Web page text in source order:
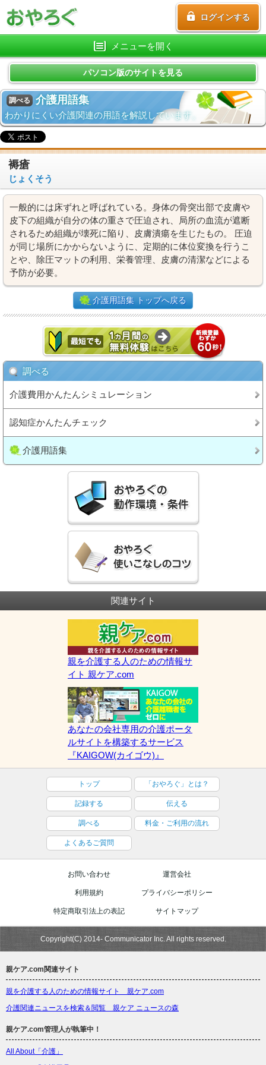
ログインする
メニューを開く
パソコン版のサイトを見る
調べる 介護用語集
わかりにくい介護関連の用語を解説しています。
褥瘡
じょくそう
一般的には床ずれと呼ばれている。身体の骨突出部で皮膚や
皮下の組織が自分の体の重さで圧迫され、局所の血流が遮断
されるため組織が壊死に陥り、皮膚潰瘍を生じたもの。 圧迫
が同じ場所にかからないように、定期的に体位変換を行うこ
とや、除圧マットの利用、栄養管理、皮膚の清潔などによる
予防が必要。
介護用語集 トップへ戻る
調べる
介護費用かんたんシミュレーション
認知症かんたんチェック
介護用語集
関連サイト
親を介護する人のための情報サ
イト 親ケア.com
あなたの会社専用の介護ポータ
ルサイトを構築するサービス
『KAIGOW(カイゴウ)』
トップ 「おやろぐ」とは？
記録する 伝える
調べる 料金・ご利用の流れ
よくあるご質問
お問い合わせ 運営会社
利用規約 プライバシーポリシー
特定商取引法上の表記 サイトマップ
Copyright(C) 2014- Communicator Inc. All rights reserved.
親ケア.com関連サイト
親を介護する人のための情報サイト 親ケア.com
介護関連ニュースを検索＆閲覧 親ケア ニュースの森
親ケア.com管理人が執筆中！
All About「介護」